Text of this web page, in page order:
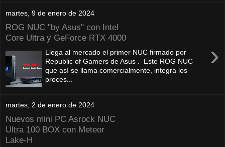
martes, 9 de enero de 2024
ROG NUC "by Asus" con Intel
Core Ultra y GeForce RTX 4000
›
Llega al mercado el primer NUC firmado por
Republic of Gamers de Asus . Este ROG NUC
que así se llama comercialmente, integra los
proces...
martes, 2 de enero de 2024
Nuevos mini PC Asrock NUC
Ultra 100 BOX con Meteor
Lake-H